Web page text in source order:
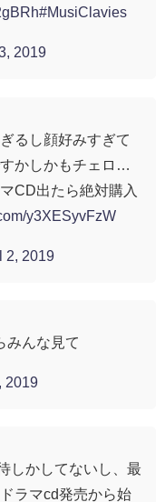
#MusiClavies
2019
るし顔好みすぎて
かしかもチェロ…
CD出たら絶対購入
y3XESyvFzW
2, 2019
みんな見て
2019
しかしてないし、最
ラマcd発売から始